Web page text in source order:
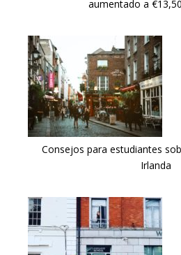
aumentado a
Consejos para estudiantes
Irlanda